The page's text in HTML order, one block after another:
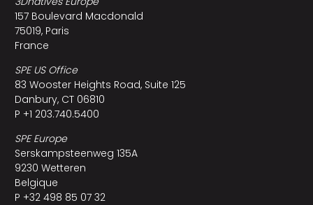
157 Boulevard Macdonald
75019, Paris
France
SPE US Office
83 Wooster Heights Road, Suite 125
Danbury, CT 06810
P +1 203.740.5400
SPE Europe
Serskampsteenweg 135A
9230 Wetteren
Belgique
P +32 498 85 07 32